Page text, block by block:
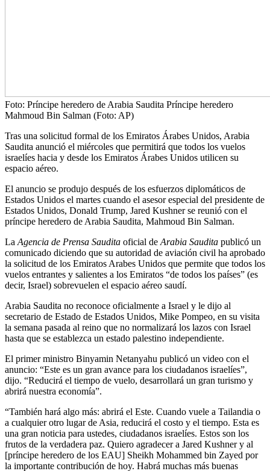
Foto: Príncipe heredero de Arabia Saudita Príncipe heredero
Mahmoud Bin Salman (Foto: AP)
Tras una solicitud formal de los Emiratos Árabes Unidos, Arabia
Saudita anunció el miércoles que permitirá que todos los vuelos
israelíes hacia y desde los Emiratos Árabes Unidos utilicen su
espacio aéreo.
El anuncio se produjo después de los esfuerzos diplomáticos de
Estados Unidos el martes cuando el asesor especial del presidente de
Estados Unidos, Donald Trump, Jared Kushner se reunió con el
príncipe heredero de Arabia Saudita, Mahmoud Bin Salman.
La Agencia de Prensa Saudita oficial de Arabia Saudita publicó un
comunicado diciendo que su autoridad de aviación civil ha aprobado
la solicitud de los Emiratos Arabes Unidos que permite que todos los
vuelos entrantes y salientes a los Emiratos “de todos los países” (es
decir, Israel) sobrevuelen el espacio aéreo saudí.
Arabia Saudita no reconoce oficialmente a Israel y le dijo al
secretario de Estado de Estados Unidos, Mike Pompeo, en su visita
la semana pasada al reino que no normalizará los lazos con Israel
hasta que se establezca un estado palestino independiente.
El primer ministro Binyamin Netanyahu publicó un video con el
anuncio: “Este es un gran avance para los ciudadanos israelíes”,
dijo. “Reducirá el tiempo de vuelo, desarrollará un gran turismo y
abrirá nuestra economía”.
“También hará algo más: abrirá el Este. Cuando vuele a Tailandia o
a cualquier otro lugar de Asia, reducirá el costo y el tiempo. Esta es
una gran noticia para ustedes, ciudadanos israelíes. Estos son los
frutos de la verdadera paz. Quiero agradecer a Jared Kushner y al
[príncipe heredero de los EAU] Sheikh Mohammed bin Zayed por
la importante contribución de hoy. Habrá muchas más buenas